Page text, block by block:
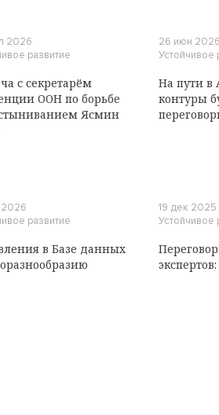
2026
развитие
с секретарём
ООН по борьбе
Ясмин
26 июн 2026
Устойчивое
На пути в
контуры
2026
развитие
в Базе данных
19 дек 2025
Устойчивое